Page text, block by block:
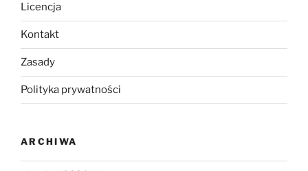
Licencja
Kontakt
Zasady
Polityka prywatności
ARCHIWA